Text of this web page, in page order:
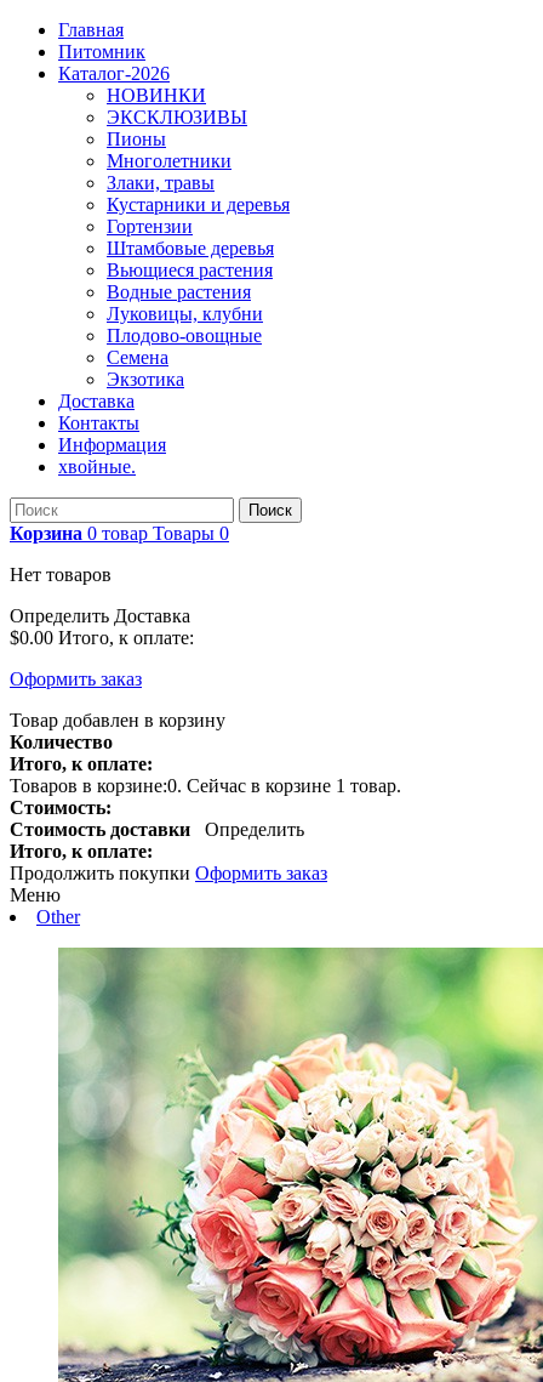
Главная
Питомник
Каталог-2026
НОВИНКИ
ЭКСКЛЮЗИВЫ
Пионы
Многолетники
Злаки, травы
Кустарники и деревья
Гортензии
Штамбовые деревья
Вьющиеся растения
Водные растения
Луковицы, клубни
Плодово-овощные
Семена
Экзотика
Доставка
Контакты
Информация
хвойные.
Поиск
Корзина 0 товар Товары 0
Нет товаров
Определить Доставка
$0.00 Итого, к оплате:
Оформить заказ
Товар добавлен в корзину
Количество
Итого, к оплате:
Товаров в корзине:0. Сейчас в корзине 1 товар.
Стоимость:
Стоимость доставки
Определить
Итого, к оплате:
Продолжить покупки Оформить заказ
Меню
Other